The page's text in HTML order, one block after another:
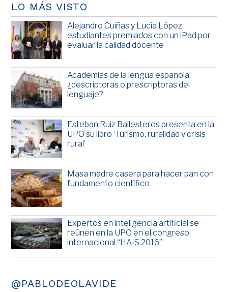
LO MÁS VISTO
Alejandro Cuiñas y Lucía López,
estudiantes premiados con un iPad por
evaluar la calidad docente
Academias de la lengua española:
¿descriptoras o prescriptoras del
lenguaje?
Esteban Ruiz Ballesteros presenta en la
UPO su libro ‘Turismo, ruralidad y crisis
rural’
Masa madre casera para hacer pan con
fundamento científico
Expertos en inteligencia artificial se
reúnen en la UPO en el congreso
internacional “HAIS 2016”
@PABLODEOLAVIDE